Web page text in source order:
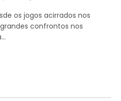
os jogos acirrados nos
confrontos nos